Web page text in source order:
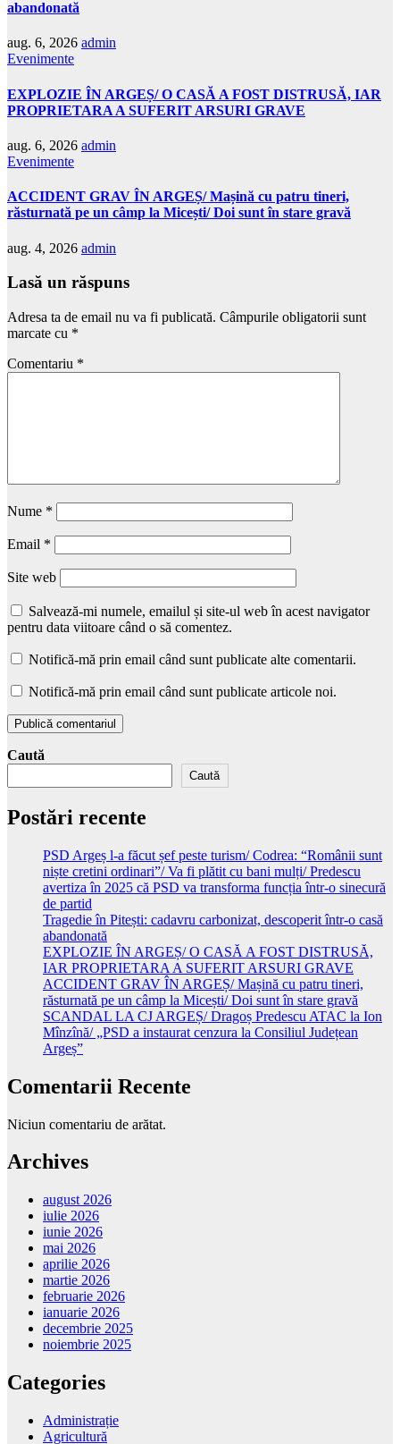
abandonată
aug. 6, 2026 admin
Evenimente
EXPLOZIE ÎN ARGEȘ/ O CASĂ A FOST DISTRUSĂ, IAR
PROPRIETARA A SUFERIT ARSURI GRAVE
aug. 6, 2026 admin
Evenimente
ACCIDENT GRAV ÎN ARGEȘ/ Mașină cu patru tineri,
răsturnată pe un câmp la Micești/ Doi sunt în stare gravă
aug. 4, 2026 admin
Lasă un răspuns
Adresa ta de email nu va fi publicată. Câmpurile obligatorii sunt
marcate cu *
Comentariu *
Nume *
Email *
Site web
Salvează-mi numele, emailul și site-ul web în acest navigator
pentru data viitoare când o să comentez.
Notifică-mă prin email când sunt publicate alte comentarii.
Notifică-mă prin email când sunt publicate articole noi.
Caută
Caută
Postări recente
PSD Argeș l-a făcut șef peste turism/ Codrea: “Românii sunt
niște cretini ordinari”/ Va fi plătit cu bani mulți/ Predescu
avertiza în 2025 că PSD va transforma funcția într-o sinecură
de partid
Tragedie în Pitești: cadavru carbonizat, descoperit într-o casă
abandonată
EXPLOZIE ÎN ARGEȘ/ O CASĂ A FOST DISTRUSĂ,
IAR PROPRIETARA A SUFERIT ARSURI GRAVE
ACCIDENT GRAV ÎN ARGEȘ/ Mașină cu patru tineri,
răsturnată pe un câmp la Micești/ Doi sunt în stare gravă
SCANDAL LA CJ ARGEȘ/ Dragoș Predescu ATAC la Ion
Mînzînă/ „PSD a instaurat cenzura la Consiliul Județean
Argeș”
Comentarii Recente
Niciun comentariu de arătat.
Archives
august 2026
iulie 2026
iunie 2026
mai 2026
aprilie 2026
martie 2026
februarie 2026
ianuarie 2026
decembrie 2025
noiembrie 2025
Categories
Administrație
Agricultură